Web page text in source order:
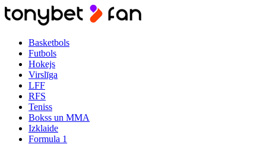
Basketbols
Futbols
Hokejs
Virslīga
LFF
RFS
Teniss
Bokss un MMA
Izklaide
Formula 1